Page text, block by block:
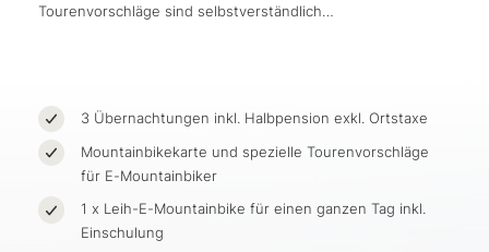
Tourenvorschläge sind selbstverständlich…
3 Übernachtungen inkl. Halbpension exkl. Ortstaxe
Mountainbikekarte und spezielle Tourenvorschläge
für E-Mountainbiker
1 x Leih-E-Mountainbike für einen ganzen Tag inkl.
Einschulung